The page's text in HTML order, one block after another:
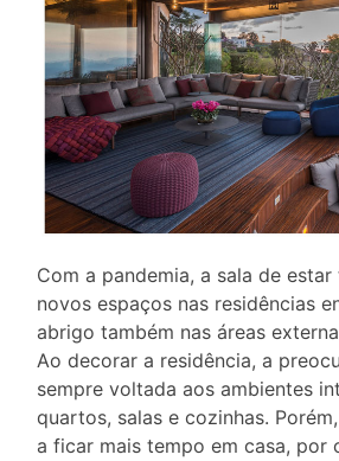
Com a pandemia, a sala de
novos espaços nas residências
abrigo também nas áreas
Ao decorar a residência, a
sempre voltada aos ambientes
quartos, salas e cozinhas.
a ficar mais tempo em casa, por